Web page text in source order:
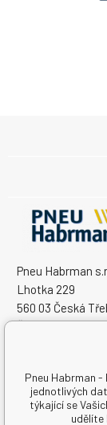
Pneu Habrman
Lhotka 229
560 03 Česká
Česká Republika
Pneu Habrman
jednotlivých
týkající se
udělíte